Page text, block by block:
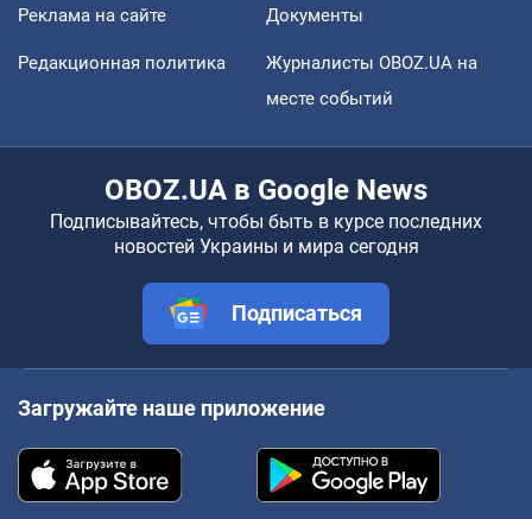
Реклама на сайте Документы
Редакционная политика
Журналисты OBOZ.UA на
месте событий
OBOZ.UA в Google News
Подписывайтесь, чтобы быть в курсе последних
новостей Украины и мира сегодня
Подписаться
Загружайте наше приложение